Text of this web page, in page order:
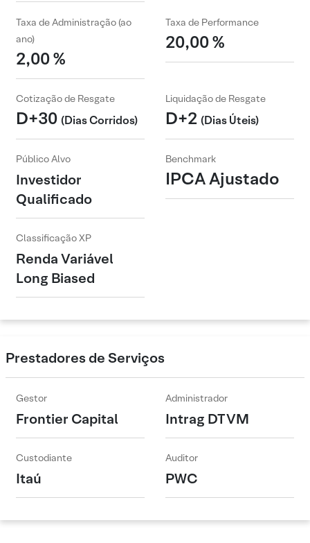
Taxa de Administração (ao
ano)
2,00 %
Taxa de Performance
20,00 %
Cotização de Resgate
D+30 (Dias Corridos)
Liquidação de Resgate
D+2 (Dias Úteis)
Público Alvo
Investidor
Qualificado
Benchmark
IPCA Ajustado
Classificação XP
Renda Variável
Long Biased
Prestadores de Serviços
Gestor
Frontier Capital
Administrador
Intrag DTVM
Custodiante
Itaú
Auditor
PWC